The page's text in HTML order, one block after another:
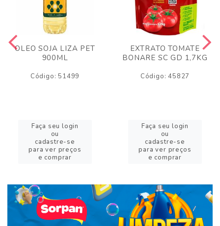
OLEO SOJA LIZA PET
900ML
Código: 51499
Faça seu login
ou
cadastre-se
para ver preços
e comprar
EXTRATO TOMATE
BONARE SC GD 1,7KG
Código: 45827
Faça seu login
ou
cadastre-se
para ver preços
e comprar